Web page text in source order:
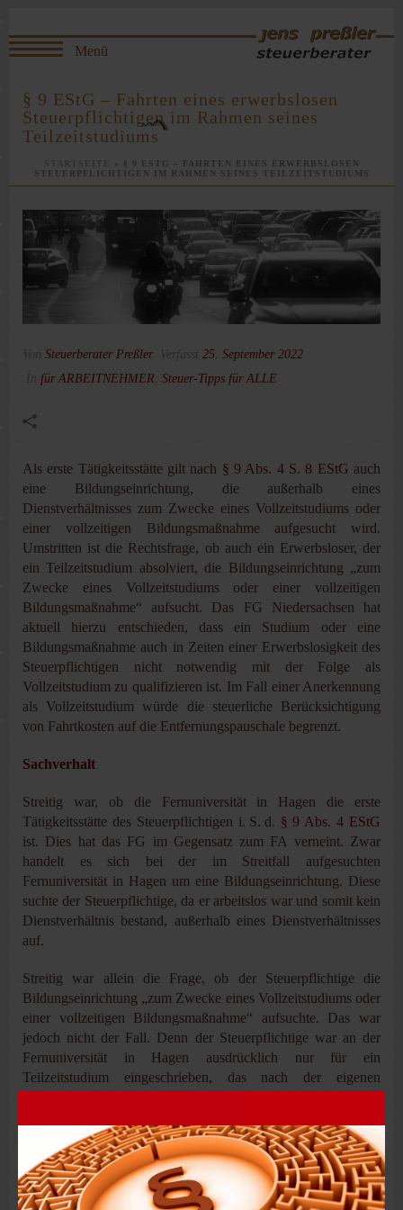
§ 9 EStG – Fahrten eines erwerbslosen
Steuerpflichtigen im Rahmen seines
Teilzeitstudiums
»
§ 9 ESTG – FAHRTEN EINES ERWERBSLOSEN
STEUERPFLICHTIGEN IM RAHMEN SEINES TEILZEITSTUDIUMS
Von Steuerberater Preßler Verfasst 25. September 2022
In für ARBEITNEHMER Steuer-Tipps für ALLE
Als erste Tätigkeitsstätte gilt nach § 9 Abs. 4 S. 8 EStG auch
eine Bildungseinrichtung, die außerhalb eines
Dienstverhältnisses zum Zwecke eines Vollzeitstudiums oder
einer vollzeitigen Bildungsmaßnahme aufgesucht wird.
Umstritten ist die Rechtsfrage, ob auch ein Erwerbsloser, der
ein Teilzeitstudium absolviert, die Bildungseinrichtung „zum
Zwecke eines Vollzeitstudiums oder einer vollzeitigen
Bildungsmaßnahme“ aufsucht. Das FG Niedersachsen hat
aktuell hierzu entschieden, dass ein Studium oder eine
Bildungsmaßnahme auch in Zeiten einer Erwerbslosigkeit des
Steuerpflichtigen nicht notwendig mit der Folge als
Vollzeitstudium zu qualifizieren ist. Im Fall einer Anerkennung
als Vollzeitstudium würde die steuerliche Berücksichtigung
von Fahrtkosten auf die Entfernungspauschale begrenzt.
Sachverhalt
Streitig war, ob die Fernuniversität in Hagen die erste
Tätigkeitsstätte des Steuerpflichtigen i. S. d. § 9 Abs. 4 EStG
ist. Dies hat das FG im Gegensatz zum FA verneint. Zwar
handelt es sich bei der im Streitfall aufgesuchten
Fernuniversität in Hagen um eine Bildungseinrichtung. Diese
suchte der Steuerpflichtige, da er arbeitslos war und somit kein
Dienstverhältnis bestand, außerhalb eines Dienstverhältnisses
auf.
Streitig war allein die Frage, ob der Steuerpflichtige die
Bildungseinrichtung „zum Zwecke eines Vollzeitstudiums oder
einer vollzeitigen Bildungsmaßnahme“ aufsuchte. Das war
jedoch nicht der Fall. Denn der Steuerpflichtige war an der
Fernuniversität in Hagen ausdrücklich nur für ein
Teilzeitstudium eingeschrieben, das nach der eigenen
Fernuniversität daher gerade nicht für ein Vollzeitstudium auf,
dass dort „in einem zeitlichen Umfang von etwa 40 Stunden
wöchentlich“ ebenfalls angeboten wird.